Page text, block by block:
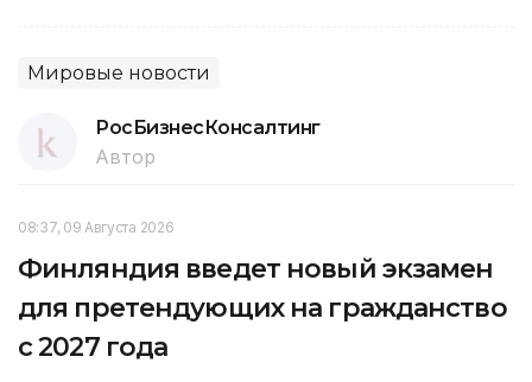
Мировые новости
РосБизнесКонсалтинг
Автор
08:37, 09 Августа 2026
Финляндия введет новый экзамен
для претендующих на гражданство
с 2027 года